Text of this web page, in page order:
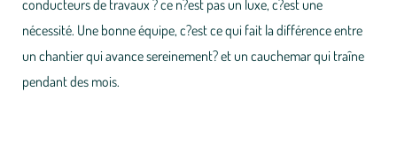
conducteurs de travaux ? ce n?est pas un luxe, c?est une
nécessité. Une bonne équipe, c?est ce qui fait la différence entre
un chantier qui avance sereinement? et un cauchemar qui traîne
pendant des mois.